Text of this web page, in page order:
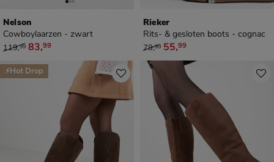
Nelson
Cowboylaarzen - zwart
van € 119,99 voor € 83,99
119,99 83,99
Rieker
Rits- & gesloten boots - cognac
van € 79,99 voor € 55,99
79,99 55,99
⚡Hot Drop